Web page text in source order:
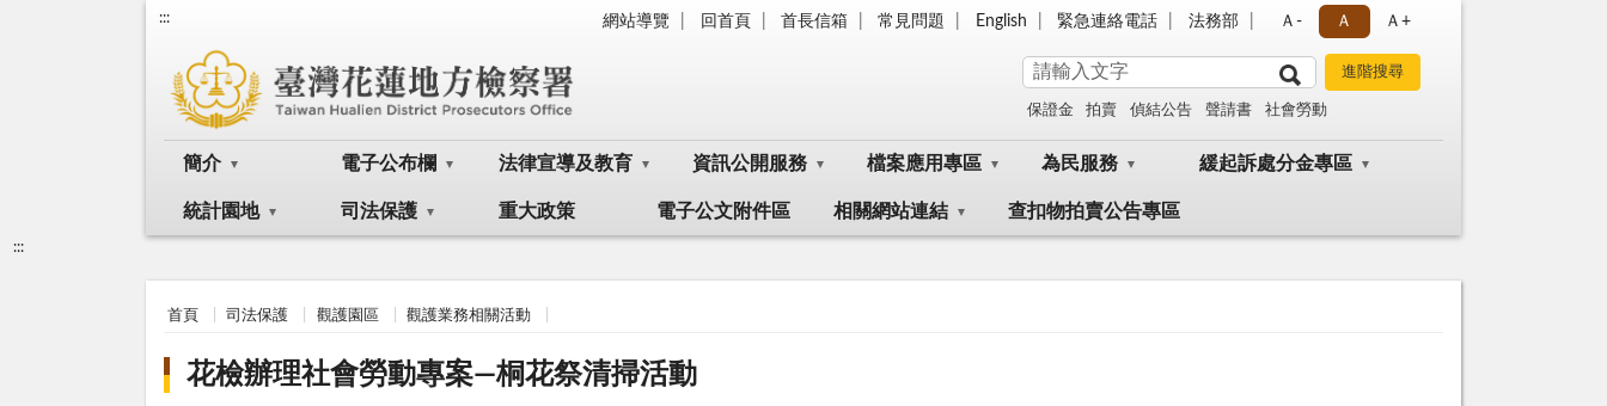
::: 網站導覽 回首頁 首長信箱 常見問題 English 緊急連絡電話 法務部 Ａ- Ａ Ａ+
保證金 拍賣 偵結公告 聲請書 社會勞動
簡介 電子公布欄 法律宣導及教育 資訊公開服務 檔案應用專區 為民服務 緩起訴處分金專區
統計園地 司法保護 重大政策 電子公文附件區 相關網站連結 查扣物拍賣公告專區
:::
首頁 司法保護 觀護園區 觀護業務相關活動
花檢辦理社會勞動專案—桐花祭清掃活動